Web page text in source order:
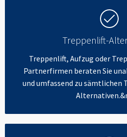
Treppenlift-
Treppenlift, Aufzug oder
Partnerfirmen beraten Sie
und umfassend zu sämtlichen